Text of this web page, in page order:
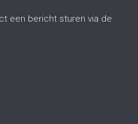
een bericht sturen via de